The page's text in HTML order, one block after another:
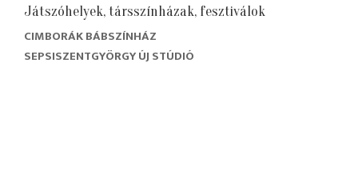
Játszóhelyek, társszínházak, fesztiválok
CIMBORÁK BÁBSZÍNHÁZ
SEPSISZENTGYÖRGY ÚJ STÚDIÓ